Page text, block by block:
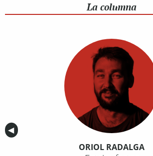
La columna
Anterior
◀︎
ORIOL RADALGA